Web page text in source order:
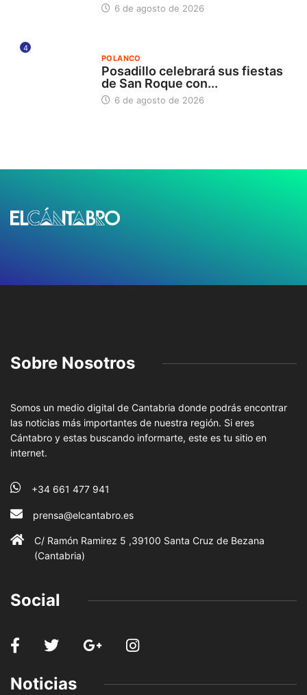
6 de agosto de 2026
4
POLANCO
Posadillo celebrará sus fiestas
de San Roque con...
6 de agosto de 2026
Sobre Nosotros
Somos un medio digital de Cantabria donde podrás encontrar
las noticias más importantes de nuestra región. Si eres
Cántabro y estas buscando informarte, este es tu sitio en
internet.
+34 661 477 941
prensa@elcantabro.es
C/ Ramón Ramirez 5 ,39100 Santa Cruz de Bezana
(Cantabria)
Social
Noticias